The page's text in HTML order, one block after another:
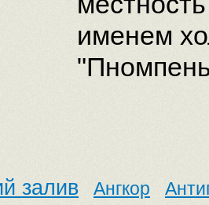
именем
залив Ангкор